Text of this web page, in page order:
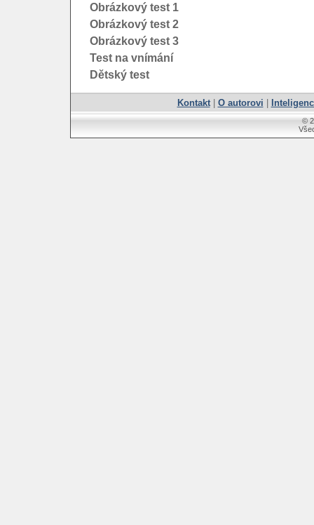
Obrázkový test 1
Obrázkový test 2
Obrázkový test 3
Test na vnímání
Dětský test
Kontakt| O autorovi |
©